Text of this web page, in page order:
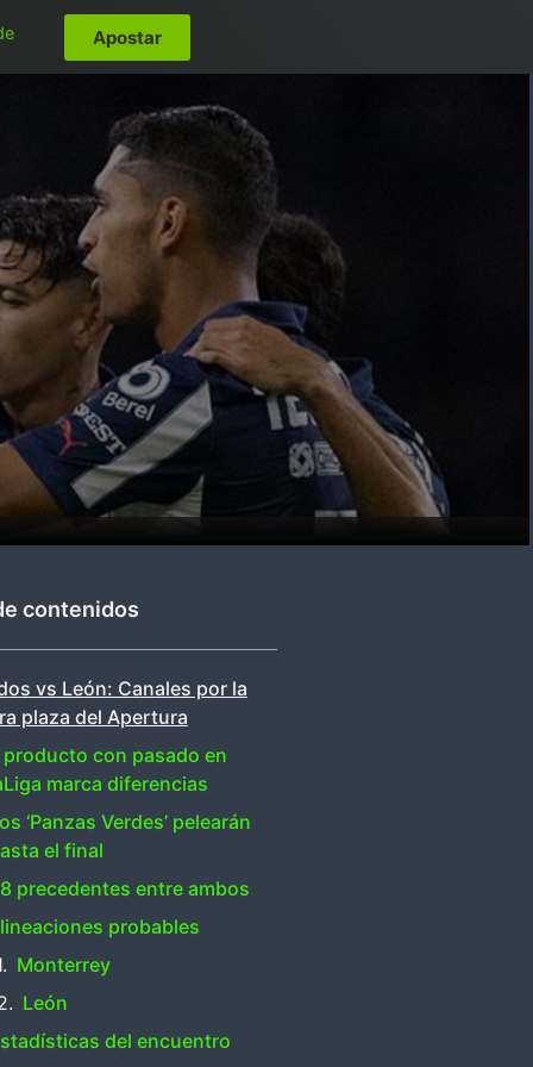
Apostar
contenidos
vs León: Canales por la
plaza del Apertura
producto con pasado en
marca diferencias
‘Panzas Verdes’ pelearán
el final
precedentes entre ambos
probables
Monterrey
León
del encuentro